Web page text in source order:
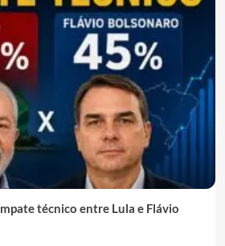
técnico entre Lula e Flávio